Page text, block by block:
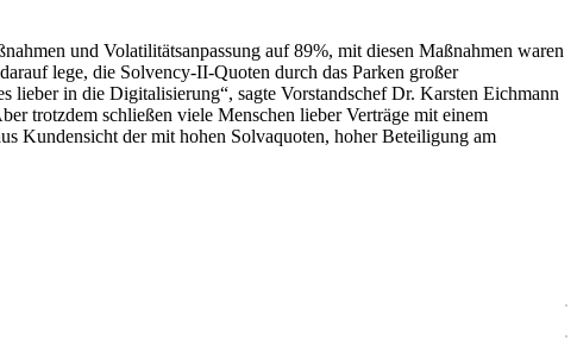
und Volatilitätsanpassung auf 89%, mit diesen Maßnahmen waren
lege, die Solvency-II-Quoten durch das Parken großer
lieber in die Digitalisierung“, sagte Vorstandschef Dr. Karsten Eichmann
trotzdem schließen viele Menschen lieber Verträge mit einem
Kundensicht der mit hohen Solvaquoten, hoher Beteiligung am